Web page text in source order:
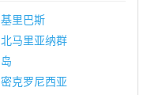
基里巴斯
北马里亚纳群
岛
密克罗尼西亚